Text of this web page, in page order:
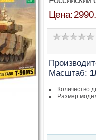
Цена:
Масштаб:
Количество
Размер